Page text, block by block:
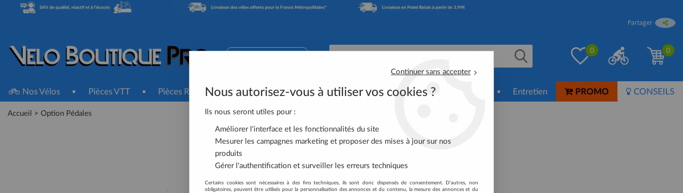
Partager
0 0
Nos Vélos Pièces VTT Pièces Route Accessoires Vélo Équipement Cycliste Nutrition-Soin Entretien PROMO CONSEILS
Accueil > Option Pédales
OPTION PÉDALES
Continuer sans accepter
Nous autorisez-vous à utiliser vos cookies ?
Ils nous seront utiles pour :
Améliorer l'interface et les fonctionnalités du site
Mesurer les campagnes marketing et proposer des mises à jour sur nos
produits
Gérer l'authentification et surveiller les erreurs techniques
Certains cookies sont nécessaires à des fins techniques, ils sont donc dispensés de consentement. D'autres, non
obligatoires, peuvent être utilisés pour la personnalisation des annonces et du contenu, la mesure des annonces et du